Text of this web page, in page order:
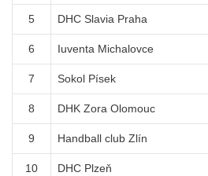
5 DHC Slavia Praha
6 Iuventa Michalovce
7 Sokol Písek
8 DHK Zora Olomouc
9 Handball club Zlín
10 DHC Plzeň